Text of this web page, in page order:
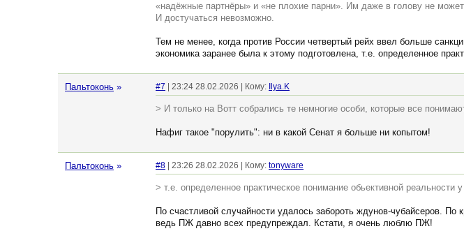
«надёжные партнёры» и «не плохие парни». Им даже в голову не
И достучаться невозможно.
Тем не менее, когда против России четвертый рейх ввел больше
экономика заранее была к этому подготовлена, т.е. определенное
Пальтоконь » #7 | 23:24 28.02.2026 | Кому: Ilya.K
> И только на Вотт собрались те немногие особи, которые все
Нафиг такое "порулить": ни в какой Сенат я больше ни копытом!
Пальтоконь » #8 | 23:26 28.02.2026 | Кому: tonyware
> т.е. определенное практическое понимание обьективной реальности
По счастливой случайности удалось забороть ждунов-чубайсеров.
ведь ПЖ давно всех предупреждал. Кстати, я очень люблю ПЖ!